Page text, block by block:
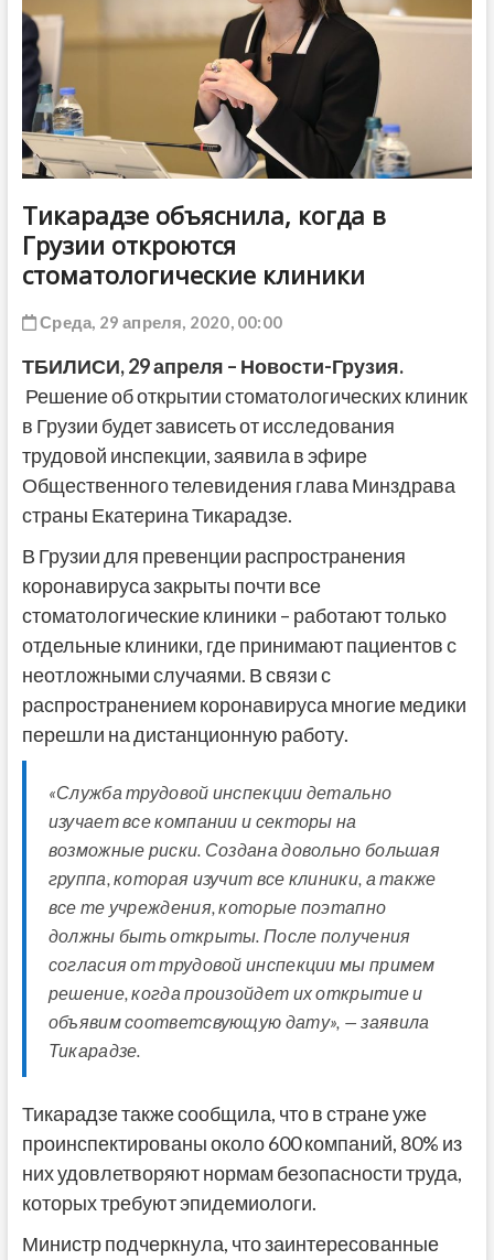
Тикарадзе объяснила, когда в
Грузии откроются
стоматологические клиники
Среда, 29 апреля, 2020, 00:00
ТБИЛИСИ,29 апреля – Новости-Грузия.
Решение об открытии стоматологических клиник
в Грузии будет зависеть от исследования
трудовой инспекции, заявила в эфире
Общественного телевидения глава Минздрава
страны Екатерина Тикарадзе.
В Грузии для превенции распространения
коронавируса закрыты почти все
стоматологические клиники – работают только
отдельные клиники, где принимают пациентов с
неотложными случаями. В связи с
распространением коронавируса многие медики
перешли на дистанционную работу.
«Служба трудовой инспекции детально
изучает все компании и секторы на
возможные риски. Создана довольно большая
группа, которая изучит все клиники, а также
все те учреждения, которые поэтапно
должны быть открыты. После получения
согласия от трудовой инспекции мы примем
решение, когда произойдет их открытие и
объявим соответсвующую дату», — заявила
Тикарадзе.
Тикарадзе также сообщила, что в стране уже
проинспектированы около 600 компаний, 80% из
них удовлетворяют нормам безопасности труда,
которых требуют эпидемиологи.
Министр подчеркнула, что заинтересованные